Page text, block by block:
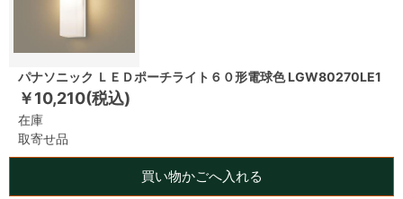
パナソニック ＬＥＤポーチライト６０形電球色 LGW80270LE1
￥10,210(税込)
在庫
取寄せ品
買い物かごへ入れる